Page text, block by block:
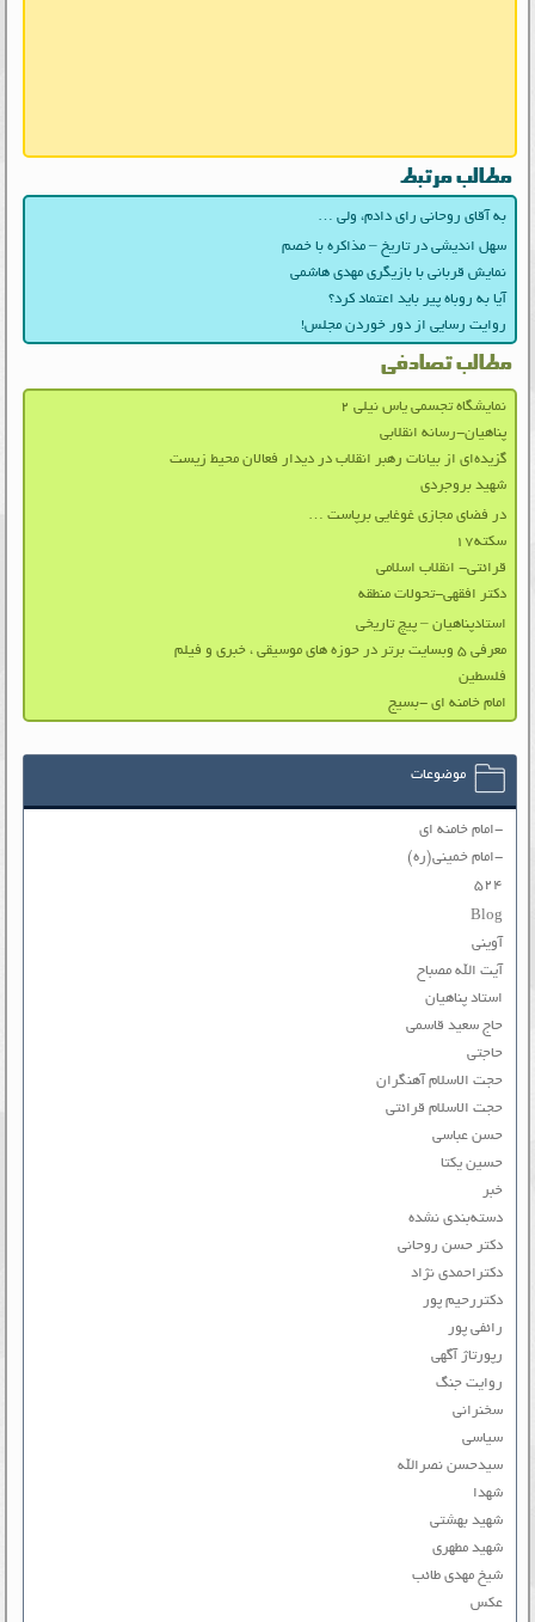
مطالب مرتبط
به آقای روحانی رای دادم، ولی …
سهل اندیشی در تاریخ – مذاکره با خصم
نمایش قربانی با بازیگری مهدی هاشمی
آیا به روباه پیر باید اعتماد کرد؟
روایت رسایی از دور خوردن مجلس!
مطالب تصادفی
نمایشگاه تجسمی یاس نیلی ۲
پناهیان-رسانه انقلابی
گزیده‌ای از بیانات رهبر انقلاب در دیدار فعالان محیط زیست
شهید بروجردی
در فضای مجازی غوغایی برپاست …
سکته۱۷
قرائتی- انقلاب اسلامی
دکتر افقهی-تحولات منطقه
استادپناهیان – پیچ تاریخی
معرفی ۵ وبسایت برتر در حوزه های موسیقی ، خبری و فیلم
فلسطین
امام خامنه ای -بسیج
موضوعات
-امام خامنه ای
-امام خمینی(ره)
۵۲۴
Blog
آوینی
آیت الله مصباح
استاد پناهیان
حاج سعید قاسمی
حاجتی
حجت الاسلام آهنگران
حجت الاسلام قرائتی
حسن عباسی
حسین یکتا
خبر
دسته‌بندی نشده
دکتر حسن روحانی
دکتراحمدی نژاد
دکتررحیم پور
رائفی پور
رپورتاژ آگهی
روایت جنگ
سخنرانی
سیاسی
سیدحسن نصرالله
شهدا
شهید بهشتی
شهید مطهری
شیخ مهدی طائب
عکس